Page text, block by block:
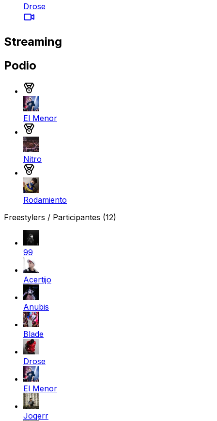
Drose
Streaming
Podio
El Menor
Nitro
Rodamiento
Freestylers / Participantes (12)
99
Acertijo
Anubis
Blade
Drose
El Menor
Joqerr